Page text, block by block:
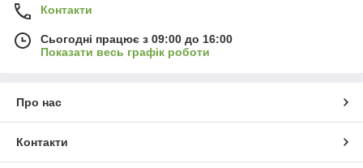
Контакти
Сьогодні працює з 09:00 до 16:00
Показати весь графік роботи
Про нас
Контакти